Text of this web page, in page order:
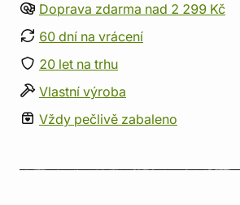
Doprava zdarma nad 2 299 Kč
60 dní na vrácení
20 let na trhu
Vlastní výroba
Vždy pečlivě zabaleno